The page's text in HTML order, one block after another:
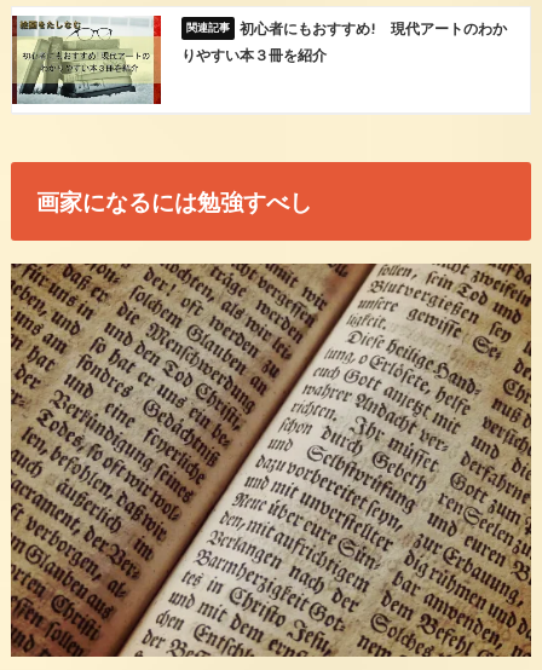
初心者にもおすすめ! 現代アートのわか
りやすい本３冊を紹介
画家になるには勉強すべし